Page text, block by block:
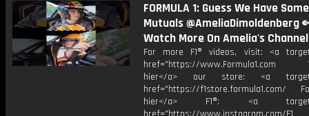
FORMULA 1: Guess We Have Some
Mutuals @AmeliaDimoldenberg
Watch More On Amelia's
For more F1® videos, visit: <a
href="https://www.Formula1.com
hier</a> our store: <a
href="https://f1store.formula1.com/
hier</a> F1®: <a